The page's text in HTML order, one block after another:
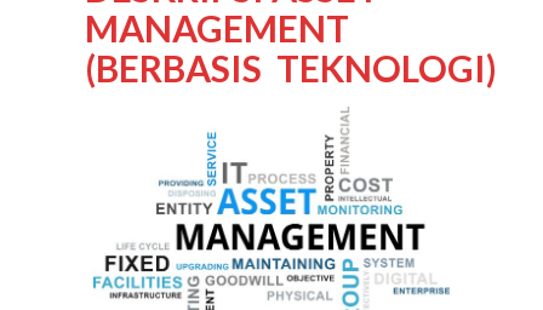
MANAGEMENT
(BERBASIS TEKNOLOGI)